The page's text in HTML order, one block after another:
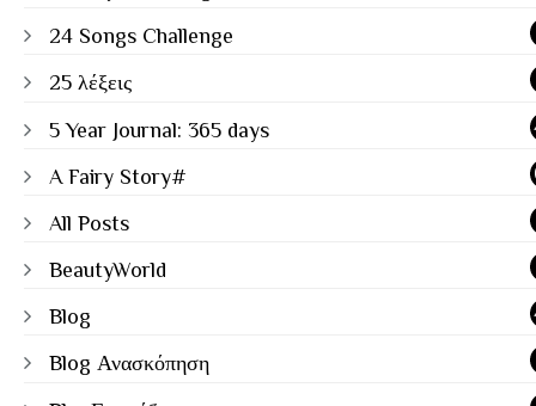
24 Songs Challenge
25 λέξεις
5 Year Journal: 365 days
A Fairy Story#
All Posts
BeautyWorld
Blog
Blog Ανασκόπηση